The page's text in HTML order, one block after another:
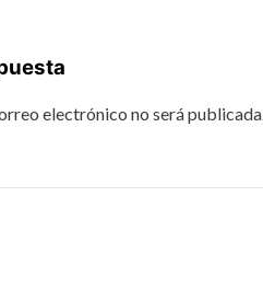
electrónico no será publicada.